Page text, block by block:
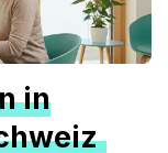
in